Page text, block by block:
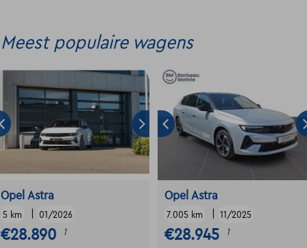
Meest populaire wagens
Opel Astra
5 km 01/2026
€28.890 1
Opel Astra
7.005 km 11/2025
€28.945 1